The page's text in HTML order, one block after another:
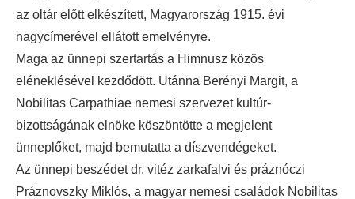
az oltár előtt elkészített, Magyarország 1915. évi
nagycímerével ellátott emelvényre.
Maga az ünnepi szertartás a Himnusz közös
eléneklésével kezdődött. Utánna Berényi Margit, a
Nobilitas Carpathiae nemesi szervezet kultúr-
bizottságának elnöke köszöntötte a megjelent
ünneplőket, majd bemutatta a díszvendégeket.
Az ünnepi beszédet dr. vitéz zarkafalvi és práznóczi
Práznovszky Miklós, a magyar nemesi családok Nobilitas